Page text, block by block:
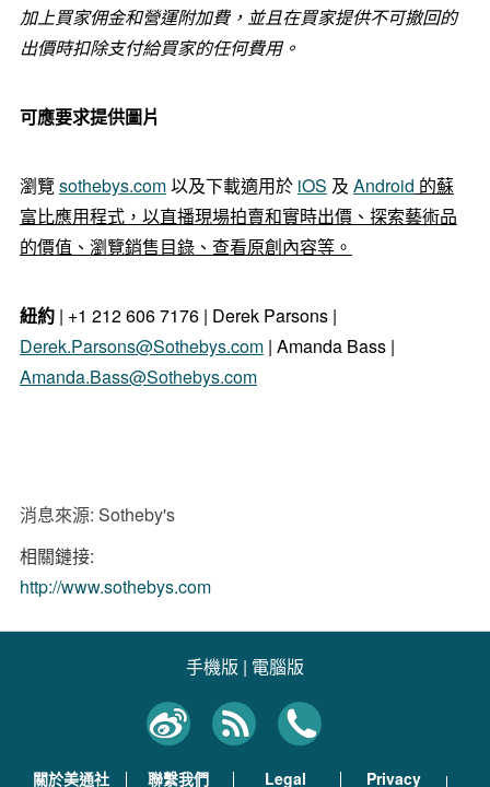
加上買家佣金和營運附加費，並且在買家提供不可撤回的
出價時扣除支付給買家的任何費用。
可應要求提供圖片
瀏覽sothebys.com以及下載適用於 iOS 及 Android 的蘇
富比應用程式，以直播現場拍賣和實時出價、探索藝術品
的價值、瀏覽銷售目錄、查看原創內容等。
紐約| +1 212 606 7176 | Derek Parsons|
Derek.Parsons@Sothebys.com| Amanda Bass|
Amanda.Bass@Sothebys.com
消息來源: Sotheby's
相關鏈接:
http://www.sothebys.com
手機版 | 電腦版
關於美通社 聯繫我們 Legal Privacy